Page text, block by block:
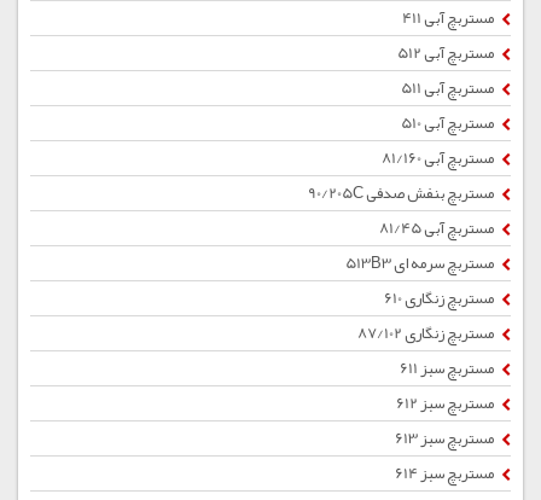
مستربچ آبی 411
مستربچ آبی 512
مستربچ آبی 511
مستربچ آبی 510
مستربچ آبی 81/160
مستربچ بنفش صدفی 90/205C
مستربچ آبی 81/45
مستربچ سرمه ای 513B3
مستربچ زنگاری 610
مستربچ زنگاری 87/102
مستربچ سبز 611
مستربچ سبز 612
مستربچ سبز 613
مستربچ سبز 614